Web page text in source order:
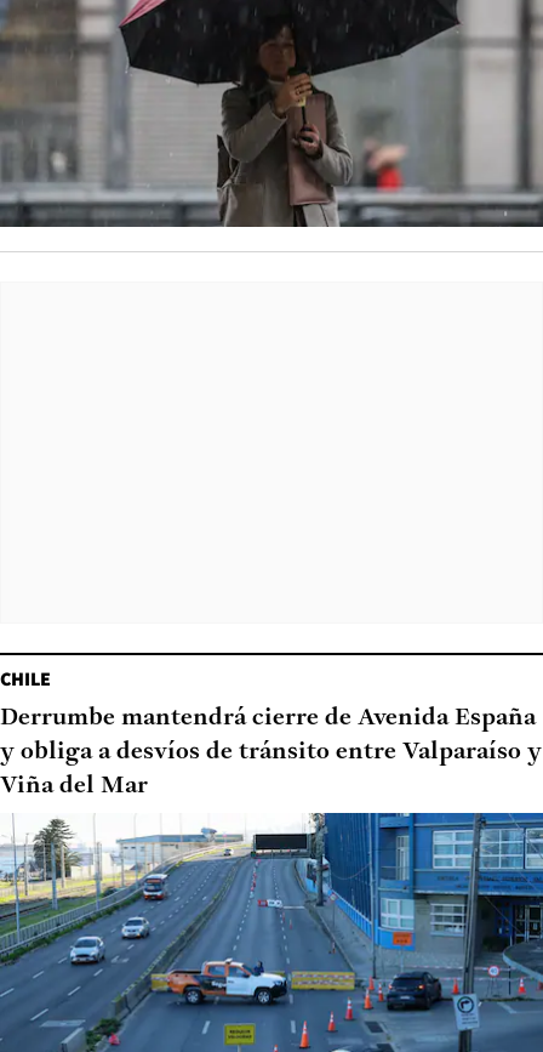
CHILE
Derrumbe mantendrá cierre de Avenida España
y obliga a desvíos de tránsito entre Valparaíso y
Viña del Mar